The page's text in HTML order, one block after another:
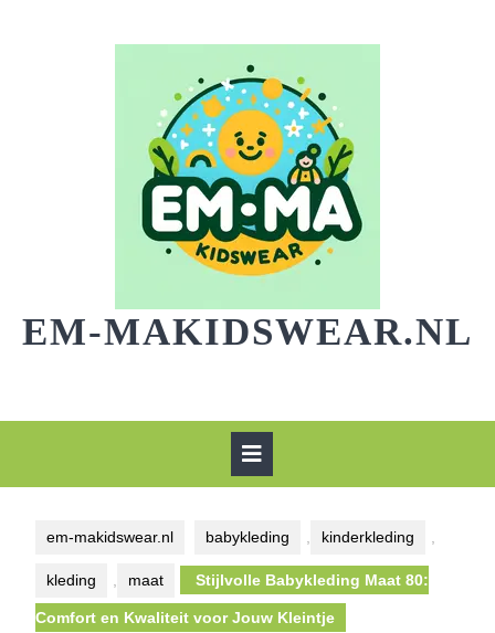
EM-MAKIDSWEAR.NL
em-makidswear.nl babykleding kinderkleding
kleding maat Stijlvolle Babykleding Maat 80:
Comfort en Kwaliteit voor Jouw Kleintje